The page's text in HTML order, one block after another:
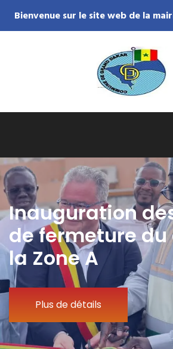
Bienvenue sur le site web de la
Inauguration
de fermeture
la Zone A
Plus de détails